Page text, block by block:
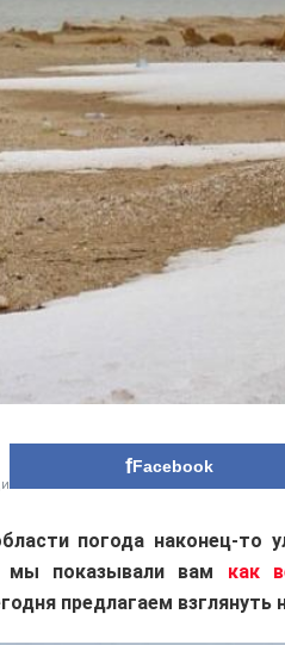
Facebook
погода наконец-то
мы показывали вам как
предлагаем